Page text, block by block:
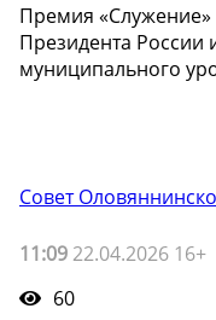
Премия
Президента России
муниципального
Совет
11:09 22.04.2026 16+
60